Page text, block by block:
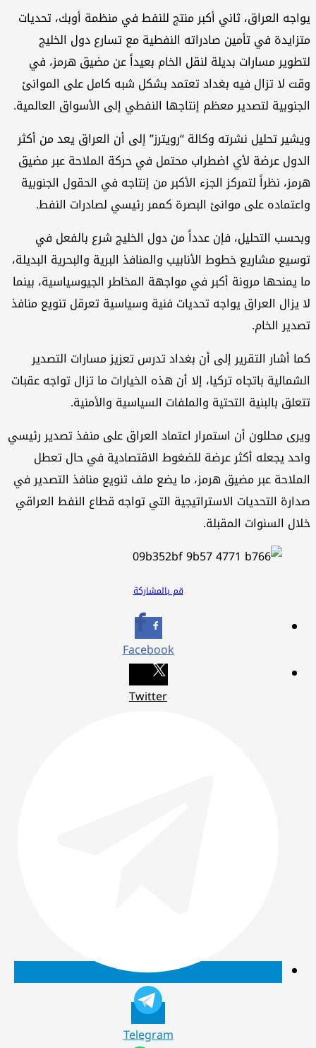
يواجه العراق، ثاني أكبر منتج للنفط في منظمة أوبك، تحديات
متزايدة في تأمين صادراته النفطية مع تسارع دول الخليج
لتطوير مسارات بديلة لنقل الخام بعيداً عن مضيق هرمز، في
وقت لا تزال فيه بغداد تعتمد بشكل شبه كامل على الموانئ
الجنوبية لتصدير معظم إنتاجها النفطي إلى الأسواق العالمية.
ويشير تحليل نشرته وكالة “رويترز” إلى أن العراق يعد من أكثر
الدول عرضة لأي اضطراب محتمل في حركة الملاحة عبر مضيق
هرمز، نظراً لتمركز الجزء الأكبر من إنتاجه في الحقول الجنوبية
واعتماده على موانئ البصرة كممر رئيسي لصادرات النفط.
وبحسب التحليل، فإن عدداً من دول الخليج شرع بالفعل في
توسيع مشاريع خطوط الأنابيب والمنافذ البرية والبحرية البديلة،
ما يمنحها مرونة أكبر في مواجهة المخاطر الجيوسياسية، بينما
لا يزال العراق يواجه تحديات فنية وسياسية تعرقل تنويع منافذ
تصدير الخام.
كما أشار التقرير إلى أن بغداد تدرس تعزيز مسارات التصدير
الشمالية باتجاه تركيا، إلا أن هذه الخيارات ما تزال تواجه عقبات
تتعلق بالبنية التحتية والملفات السياسية والأمنية.
ويرى محللون أن استمرار اعتماد العراق على منفذ تصدير رئيسي
واحد يجعله أكثر عرضة للضغوط الاقتصادية في حال تعطل
الملاحة عبر مضيق هرمز، ما يضع ملف تنويع منافذ التصدير في
صدارة التحديات الاستراتيجية التي تواجه قطاع النفط العراقي
خلال السنوات المقبلة.
قم بالمشاركة
Facebook
Twitter
Telegram